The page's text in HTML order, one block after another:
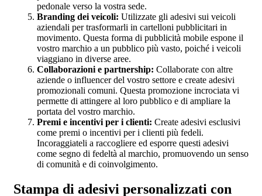
pedonale verso la vostra sede.
Branding dei veicoli: Utilizzate gli adesivi sui veicoli
aziendali per trasformarli in cartelloni pubblicitari in
movimento. Questa forma di pubblicità mobile espone il
vostro marchio a un pubblico più vasto, poiché i veicoli
viaggiano in diverse aree.
Collaborazioni e partnership: Collaborate con altre
aziende o influencer del vostro settore e create adesivi
promozionali comuni. Questa promozione incrociata vi
permette di attingere al loro pubblico e di ampliare la
portata del vostro marchio.
Premi e incentivi per i clienti: Create adesivi esclusivi
come premi o incentivi per i clienti più fedeli.
Incoraggiateli a raccogliere ed esporre questi adesivi
come segno di fedeltà al marchio, promuovendo un senso
di comunità e di coinvolgimento.
Stampa di adesivi personalizzati con